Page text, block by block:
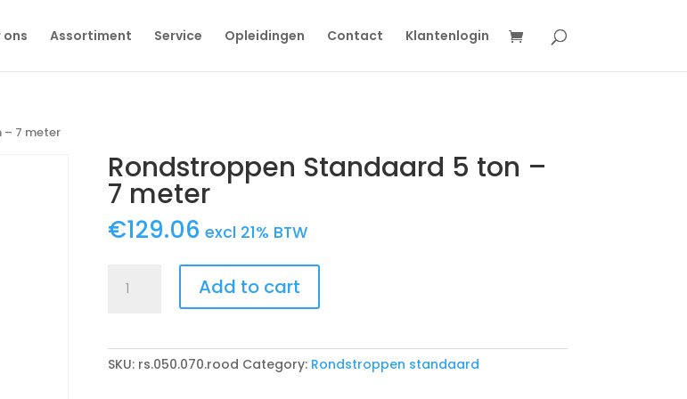
ons Assortiment Service Opleidingen Contact Klantenlogin
– 7 meter
Rondstroppen Standaard 5 ton –
7 meter
€129.06 excl 21% BTW
Rondstroppen
Standaard
-
Add to cart
SKU: rs.050.070.rood Category: Rondstroppen standaard